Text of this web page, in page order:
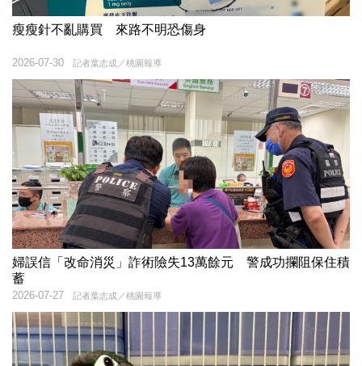
瘦瘦針不亂購買 來路不明恐傷身
記者葉志成／桃園報導
2026-07-30
婦誤信「改命消災」詐術險失13萬餘元 警成功攔阻保住積
蓄
記者葉志成／桃園報導
2026-07-27